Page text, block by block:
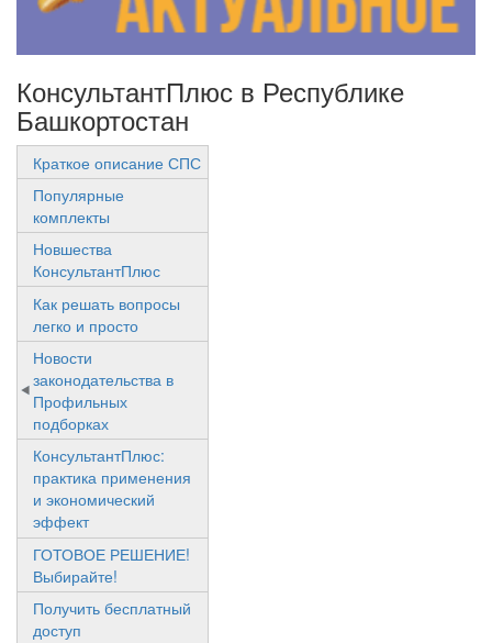
КонсультантПлюс в Республике
Башкортостан
Краткое описание СПС
Популярные
комплекты
Новшества
КонсультантПлюс
Как решать вопросы
легко и просто
Новости
законодательства в
Профильных
подборках
КонсультантПлюс:
практика применения
и экономический
эффект
ГОТОВОЕ РЕШЕНИЕ!
Выбирайте!
Получить бесплатный
доступ